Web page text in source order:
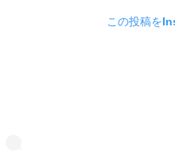
この投稿を